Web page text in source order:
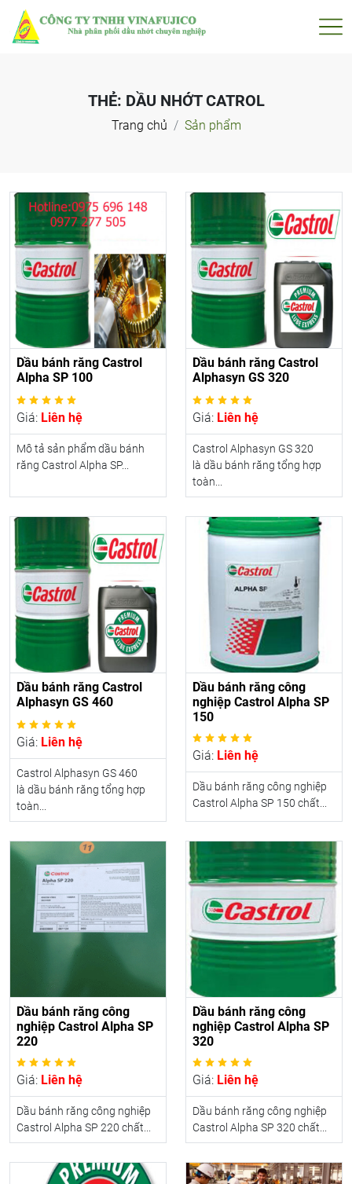
THẺ: DẦU NHỚT CATROL
Trang chủ Sản phẩm
Dầu bánh răng Castrol
Alpha SP 100
Giá: Liên hệ
Mô tả sản phẩm dầu bánh
răng Castrol Alpha SP...
Dầu bánh răng Castrol
Alphasyn GS 320
Giá: Liên hệ
Castrol Alphasyn GS 320
là dầu bánh răng tổng hợp
toàn...
Dầu bánh răng Castrol
Alphasyn GS 460
Giá: Liên hệ
Castrol Alphasyn GS 460
là dầu bánh răng tổng hợp
toàn...
Dầu bánh răng công
nghiệp Castrol Alpha SP
150
Giá: Liên hệ
Dầu bánh răng công nghiệp
Castrol Alpha SP 150 chất...
Dầu bánh răng công
nghiệp Castrol Alpha SP
220
Giá: Liên hệ
Dầu bánh răng công nghiệp
Castrol Alpha SP 220 chất...
Dầu bánh răng công
nghiệp Castrol Alpha SP
320
Giá: Liên hệ
Dầu bánh răng công nghiệp
Castrol Alpha SP 320 chất...